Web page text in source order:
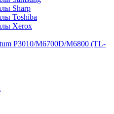
Sharp
Toshiba
Xerox
P3010/M6700D/M6800 (TL-